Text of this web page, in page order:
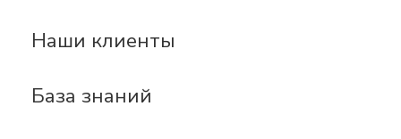
Наши клиенты
База знаний